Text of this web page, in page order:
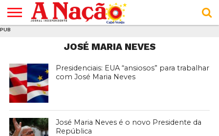
PUB
JOSÉ MARIA NEVES
Presidenciais: EUA “ansiosos” para trabalhar
com José Maria Neves
José Maria Neves é o novo Presidente da
República